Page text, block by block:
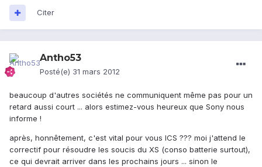
Citer
Antho53
Posté(e) 31 mars 2012
beaucoup d'autres sociétés ne communiquent même pas pour un
retard aussi court ... alors estimez-vous heureux que Sony nous
informe !
après, honnêtement, c'est vital pour vous ICS ??? moi j'attend le
correctif pour résoudre les soucis du XS (conso batterie surtout),
ce qui devrait arriver dans les prochains jours ... sinon le